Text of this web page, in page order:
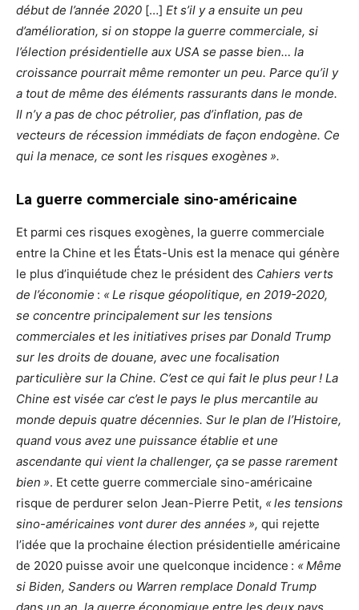
début de l’année 2020 […] Et s’il y a ensuite un peu
d’amélioration, si on stoppe la guerre commerciale, si
l’élection présidentielle aux USA se passe bien… la
croissance pourrait même remonter un peu. Parce qu’il y
a tout de même des éléments rassurants dans le monde.
Il n’y a pas de choc pétrolier, pas d’inflation, pas de
vecteurs de récession immédiats de façon endogène. Ce
qui la menace, ce sont les risques exogènes ».
La guerre commerciale sino-américaine
Et parmi ces risques exogènes, la guerre commerciale
entre la Chine et les États-Unis est la menace qui génère
le plus d’inquiétude chez le président des Cahiers verts
de l’économie : « Le risque géopolitique, en 2019-2020,
se concentre principalement sur les tensions
commerciales et les initiatives prises par Donald Trump
sur les droits de douane, avec une focalisation
particulière sur la Chine. C’est ce qui fait le plus peur ! La
Chine est visée car c’est le pays le plus mercantile au
monde depuis quatre décennies. Sur le plan de l’Histoire,
quand vous avez une puissance établie et une
ascendante qui vient la challenger, ça se passe rarement
bien ». Et cette guerre commerciale sino-américaine
risque de perdurer selon Jean-Pierre Petit, « les tensions
sino-américaines vont durer des années », qui rejette
l’idée que la prochaine élection présidentielle américaine
de 2020 puisse avoir une quelconque incidence : « Même
si Biden, Sanders ou Warren remplace Donald Trump